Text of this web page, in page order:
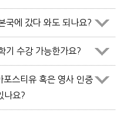
국에 갔다 와도 되나요?
기 수강 가능한가요?
포스티유 혹은 영사 인증
나요?